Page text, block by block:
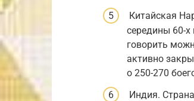
Китайская
середины 60-
говорить
активно
о 250-270
Индия.